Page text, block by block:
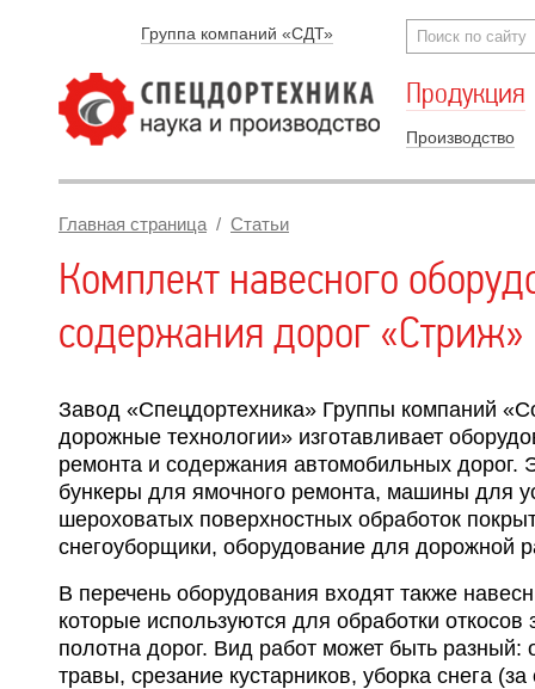
Группа компаний «СДТ»
Продукция
Производство
Главная страница / Статьи
Комплект навесного
содержания дорог «Стриж»
Завод «Спецдортехника» Группы компаний
дорожные технологии» изготавливает
ремонта и содержания автомобильных дорог.
бункеры для ямочного ремонта, машины для
шероховатых поверхностных обработок
снегоуборщики, оборудование для дорожной
В перечень оборудования входят также
которые используются для обработки откосов
полотна дорог. Вид работ может быть разный:
травы, срезание кустарников, уборка снега